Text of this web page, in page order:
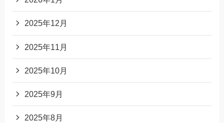
2025年12月
2025年11月
2025年10月
2025年9月
2025年8月